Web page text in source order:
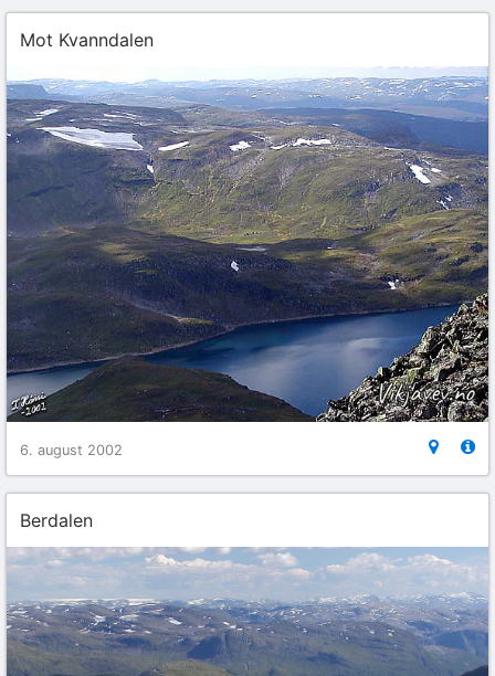
Mot Kvanndalen
6. august 2002
Berdalen